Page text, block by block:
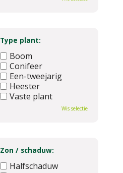
Type plant:
Boom
Conifeer
Een-tweejarig
Heester
Vaste plant
Wis selectie
Zon / schaduw:
Halfschaduw